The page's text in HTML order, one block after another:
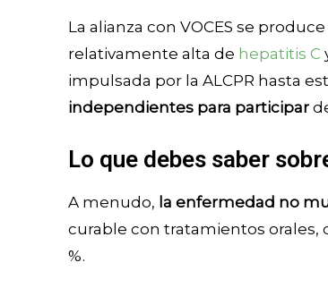
La alianza con VOCES se
relativamente alta de hepatitis C
impulsada por la ALCPR hasta
independientes para participar
Lo que debes saber
A menudo, la enfermedad no
curable con tratamientos orales,
%.